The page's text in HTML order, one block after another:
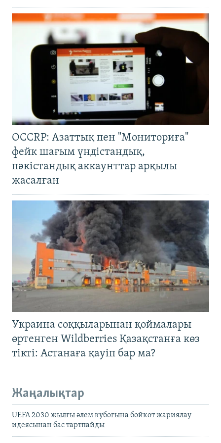
OCCRP: Азаттық пен "Мониториға"
фейк шағым үндістандық,
пәкістандық аккаунттар арқылы
жасалған
Украина соққыларынан қоймалары
өртенген Wildberries Қазақстанға көз
тікті: Астанаға қауіп бар ма?
Жаңалықтар
UEFA 2030 жылғы әлем кубогына бойкот жариялау
идеясынан бас тартпайды